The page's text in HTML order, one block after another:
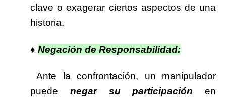
clave o exagerar ciertos aspectos de una
historia.
♦ Negación de Responsabilidad:
Ante la confrontación, un manipulador
puede negar su participación en